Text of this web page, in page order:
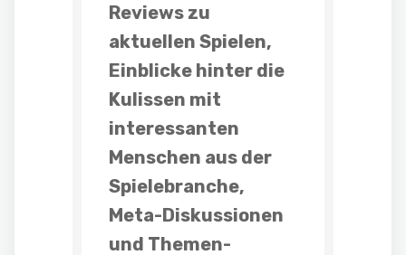
Reviews zu
aktuellen Spielen,
Einblicke hinter die
Kulissen mit
interessanten
Menschen aus der
Spielebranche,
Meta-Diskussionen
und Themen-